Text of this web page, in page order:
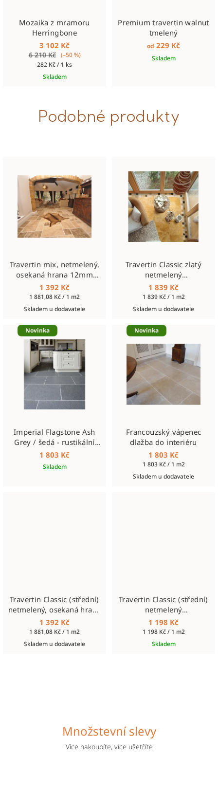
Množstevní slevy
Více nakoupíte, více ušetříte
Mozaika z mramoru
Herringbone
3 102 Kč
6 210 Kč
(–50 %)
Měrná
cena:
282 Kč / 1 ks
Skladem
Premium travertin walnut
tmelený
od 229 Kč
Skladem
Podobné produkty
Travertin mix, netmelený,
osekaná hrana 12mm
OPUS SET
1 392 Kč
Měrná
cena:
1 881,08 Kč / 1 m2
Skladem u dodavatele
Travertin Classic zlatý
netmelený
610x610x12mm
1 839 Kč
Měrná
cena:
1 839 Kč / 1 m2
Skladem u dodavatele
Novinka
Imperial Flagstone Ash
Grey / šedá - rustikální
dlažba z kamene do
interiéru
1 803 Kč
Skladem
Novinka
Francouzský vápenec
dlažba do interiéru
1 803 Kč
Měrná
cena:
1 803 Kč / 1 m2
Skladem u dodavatele
Travertin Classic (střední)
netmelený, osekaná hrana
12mm OPUS SET
1 392 Kč
Měrná
cena:
1 881,08 Kč / 1 m2
Skladem u dodavatele
Travertin Classic (střední)
netmelený
610x305x12mm
1 198 Kč
Měrná
cena:
1 198 Kč / 1 m2
Skladem